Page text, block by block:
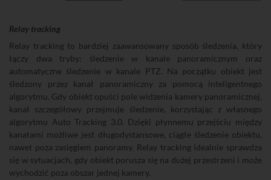
Relay tracking
Relay tracking to bardziej zaawansowany sposób śledzenia, który
łączy dwa tryby: śledzenie w kanale panoramicznym oraz
automatyczne śledzenie w kanale PTZ. Na początku obiekt jest
śledzony przez kanał panoramiczny za pomocą inteligentnego
algorytmu. Gdy obiekt opuści pole widzenia kamery panoramicznej,
kanał szczegółowy przejmuje śledzenie, korzystając z własnego
algorytmu Auto Tracking 3.0. Dzięki płynnemu przejściu między
kanałami możliwe jest długodystansowe, ciągłe śledzenie obiektu,
nawet poza zasięgiem panoramy. Relay tracking idealnie sprawdza
się w sytuacjach, gdy obiekt porusza się na dużej przestrzeni i może
wychodzić poza obszar jednej kamery.